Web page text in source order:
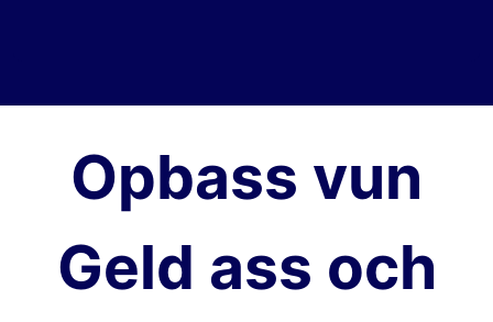
Opbass vun
Geld ass och